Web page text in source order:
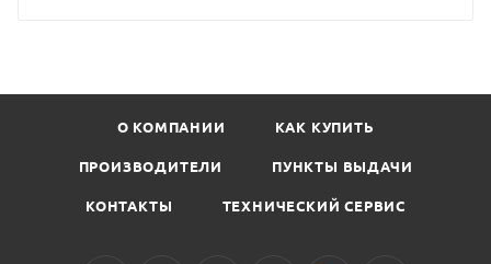
О КОМПАНИИ КАК КУПИТЬ
ПРОИЗВОДИТЕЛИ ПУНКТЫ ВЫДАЧИ
КОНТАКТЫ ТЕХНИЧЕСКИЙ СЕРВИС